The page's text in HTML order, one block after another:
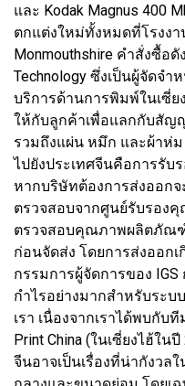
และ Kodak Magnus 400
ตกแต่งใหม่ทั้งหมดที่โรงงา
Monmouthshire คำสั่งซื้อ
Technology ซึ่งเป็นผู้จัดจ
บริการด้านการพิมพ์ในเซี่ย
ให้กับลูกค้าเพื่อแลกกับสัญญ
รวมถึงแผ่น หมึก และผ้าห่
ไปยังประเทศจีนคือการรับ
หากบริษัทต้องการส่งออก
ตรวจสอบจากศูนย์รับรอง
ตรวจสอบคุณภาพผลิตภัณ
ก่อนจัดส่ง โดยการส่งออก
กรรมการผู้จัดการของ IGS
กำไรอย่างมากสำหรับระบ
เรา เนื่องจากเราได้พบกับ
Print China (ในเซี่ยงไฮ้ใน
จีนอาจเป็นเรื่องที่น่ากังวล